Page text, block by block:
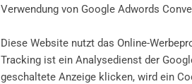
Verwendung von Google Adwords
Diese Website nutzt das Online-
Tracking ist ein Analysedienst der
geschaltete Anzeige klicken, wird ein